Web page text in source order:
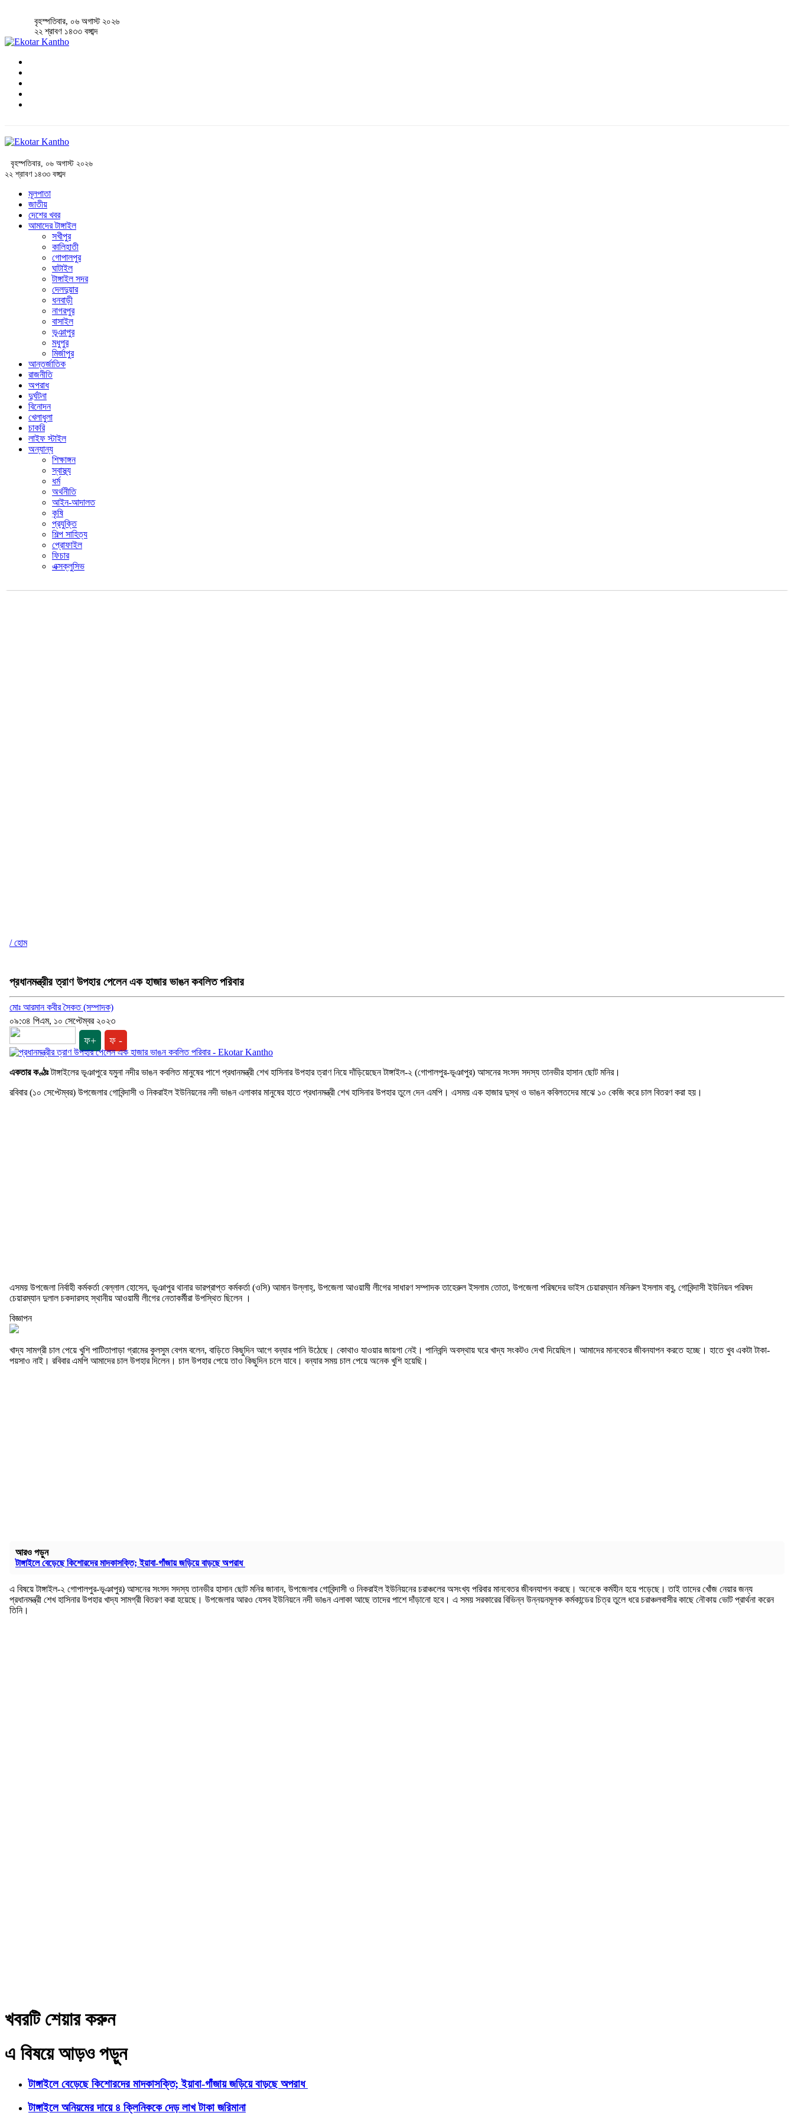
বৃহস্পতিবার, ০৬ অগাস্ট ২০২৬
২২ শ্রাবণ ১৪৩৩ বঙ্গাব্দ
বৃহস্পতিবার, ০৬ অগাস্ট ২০২৬
২২ শ্রাবণ ১৪৩৩ বঙ্গাব্দ
মূলপাতা
জাতীয়
দেশের খবর
আমাদের টাঙ্গাইল
সখীপুর
কালিহাতী
গোপালপুর
ঘাটাইল
টাঙ্গাইল সদর
দেলদুয়ার
ধনবাড়ী
নাগরপুর
বাসাইল
ভূঞাপুর
মধুপুর
মির্জাপুর
আন্তর্জাতিক
রাজনীতি
অপরাধ
দুর্ঘটনা
বিনোদন
খেলাধুলা
চাকরি
লাইফ স্টাইল
অন্যান্য
শিক্ষাঙ্গন
স্বাস্থ্য
ধর্ম
অর্থনীতি
আইন-আদালত
কৃষি
প্রযুক্তি
শিল্প সাহিত্য
প্রোফাইল
ফিচার
এক্সক্লুসিভ
/ হোম
প্রধানমন্ত্রীর ত্রাণ উপহার পেলেন এক হাজার ভাঙন কবলিত পরিবার
মোঃ আরমান কবীর সৈকত (সম্পাদক)
০৯:৩৪ পিএম, ১০ সেপ্টেম্বর ২০২৩
ফ+ ফ -
একতার কণ্ঠঃটাঙ্গাইলের ভূঞাপুরে যমুনা নদীর ভাঙন কবলিত মানুষের পাশে প্রধানমন্ত্রী শেখ হাসিনার উপহার ত্রাণ নিয়ে দাঁড়িয়েছেন টাঙ্গাইল-২ (গোপালপুর-ভূঞাপুর) আসনের সংসদ সদস্য তানভীর হাসান ছোট মনির।
রবিবার (১০ সেপ্টেম্বর) উপজেলার গোবিন্দাসী ও নিকরাইল ইউনিয়নের নদী ভাঙন এলাকার মানুষের হাতে প্রধানমন্ত্রী শেখ হাসিনার উপহার তুলে দেন এমপি। এসময় এক হাজার দুস্থ ও ভাঙন কবিলতদের মাঝে ১০ কেজি করে চাল বিতরণ করা হয়।
এসময় উপজেলা নির্বাহী কর্মকর্তা বেল্লাল হোসেন, ভূঞাপুর থানার ভারপ্রাপ্ত কর্মকর্তা (ওসি) আমান উল্লাহ্, উপজেলা আওয়ামী লীগের সাধারণ সম্পাদক তাহেরুল ইসলাম তোতা, উপজেলা পরিষদের ভাইস চেয়ারম্যান মনিরুল ইসলাম বাবু, গোবিন্দাসী ইউনিয়ন পরিষদ
চেয়ারম্যান দুলাল চকদারসহ স্থানীয় আওয়ামী লীগের নেতাকর্মীরা উপস্থিত ছিলেন ।
বিজ্ঞাপন
খাদ্য সামগ্রী চাল পেয়ে খুশি পাটিতাপাড়া গ্রামের কুলসুম বেগম বলেন, বাড়িতে কিছুদিন আগে বন্যার পানি উঠেছে। কোথাও যাওয়ার জায়গা নেই। পানিবন্দি অবস্থায় ঘরে খাদ্য সংকটও দেখা দিয়েছিল। আমাদের মানবেতর জীবনযাপন করতে হচ্ছে। হাতে খুব একটা টাকা-
পয়সাও নাই। রবিবার এমপি আমাদের চাল উপহার দিলেন। চাল উপহার পেয়ে তাও কিছুদিন চলে যাবে। বন্যার সময় চাল পেয়ে অনেক খুশি হয়েছি।
আরও পড়ুন
টাঙ্গাইলে বেড়েছে কিশোরদের মাদকাসক্তি; ইয়াবা-গাঁজায় জড়িয়ে বাড়ছে অপরাধ
এ বিষয়ে টাঙ্গাইল-২ গোপালপুর-ভূঞাপুর) আসনের সংসদ সদস্য তানভীর হাসান ছোট মনির জানান, উপজেলার গোবিন্দাসী ও নিকরাইল ইউনিয়নের চরাঞ্চলের অসংখ্য পরিবার মানবেতর জীবনযাপন করছে। অনেকে কর্মহীন হয়ে পড়েছে। তাই তাদের খোঁজ নেয়ার জন্য
প্রধানমন্ত্রী শেখ হাসিনার উপহার খাদ্য সামগ্রী বিতরণ করা হয়েছে। উপজেলার আরও যেসব ইউনিয়নে নদী ভাঙন এলাকা আছে তাদের পাশে দাঁড়ানো হবে। এ সময় সরকারের বিভিন্ন উন্নয়নমূলক কর্মকান্ডের চিত্র তুলে ধরে চরাঞ্চলবাসীর কাছে নৌকায় ভোট প্রার্থনা করেন
তিনি।
খবরটি শেয়ার করুন
এ বিষয়ে আড়ও পড়ুন
টাঙ্গাইলে বেড়েছে কিশোরদের মাদকাসক্তি; ইয়াবা-গাঁজায় জড়িয়ে বাড়ছে অপরাধ
টাঙ্গাইলে অনিয়মের দায়ে ৪ ক্লিনিককে দেড় লাখ টাকা জরিমানা